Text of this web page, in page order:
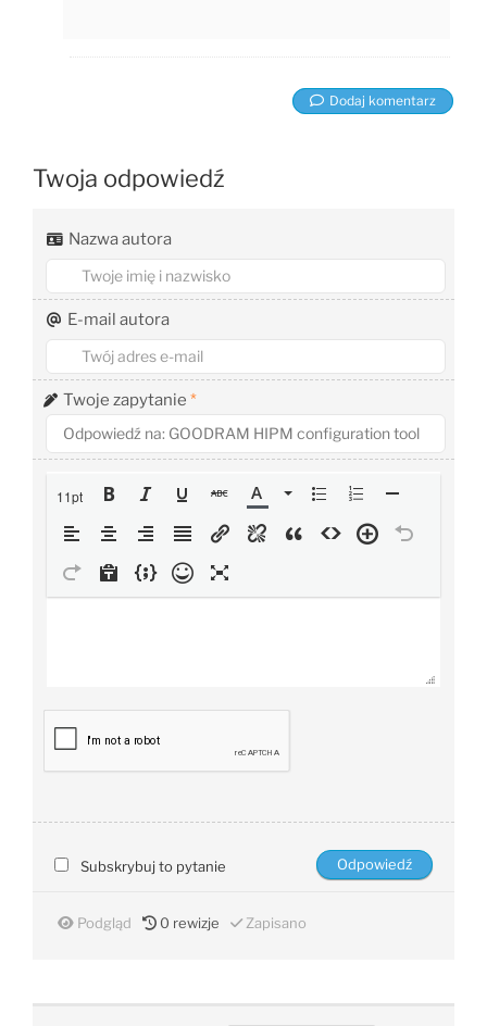
Dodaj komentarz
Twoja odpowiedź
Nazwa autora
E-mail autora
Twoje zapytanie *
11pt
Subskrybuj to pytanie
Podgląd 0 rewizje Zapisano